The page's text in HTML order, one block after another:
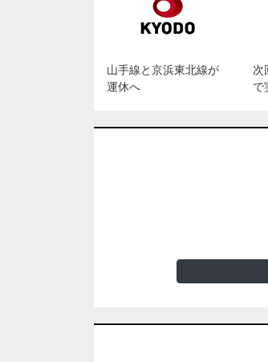
山手線と京浜東北線が
運休へ
次
で